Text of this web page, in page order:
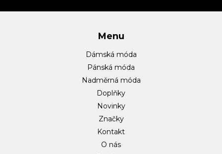
í
Menu
Dámská móda
Pánská móda
Nadměrná móda
Doplňky
Novinky
Značky
Kontakt
O nás